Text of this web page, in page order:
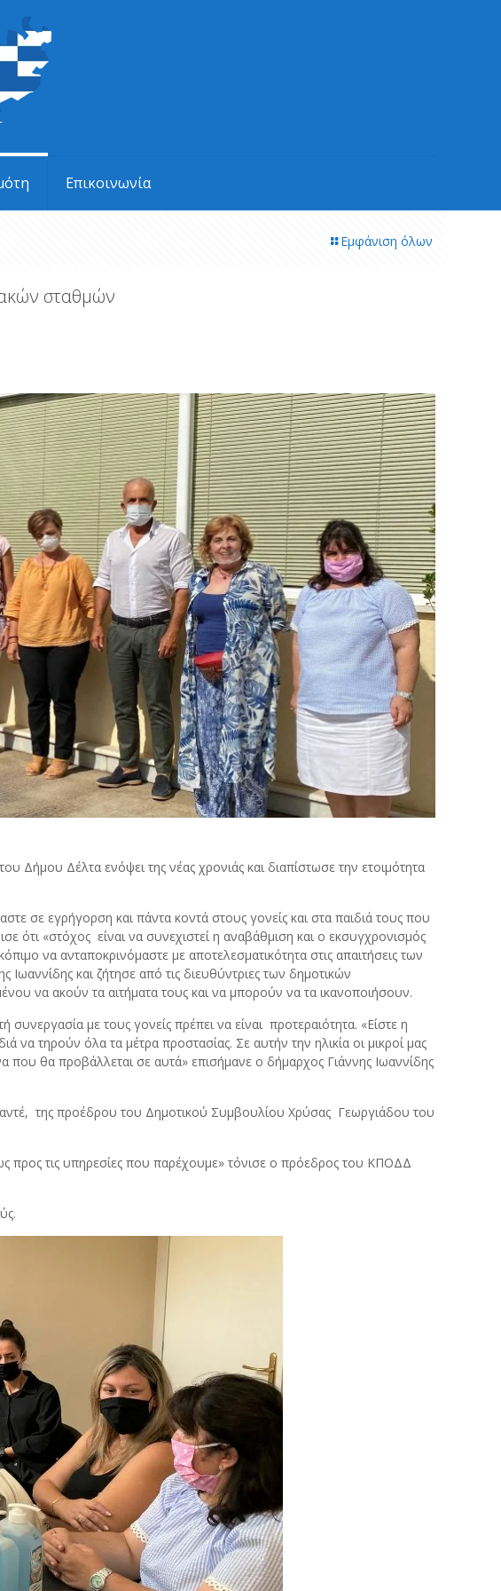
Επικοινωνία
Εμφάνιση όλων
σταθμών
Δήμου Δέλτα ενόψει της νέας χρονιάς και διαπίστωσε την ετοιμότητα
σε εγρήγορση και πάντα κοντά στους γονείς και στα παιδιά τους που
ότι «στόχος είναι να συνεχιστεί η αναβάθμιση και ο εκσυγχρονισμός
να ανταποκρινόμαστε με αποτελεσματικότητα στις απαιτήσεις των
Ιωαννίδης και ζήτησε από τις διευθύντριες των δημοτικών
να ακούν τα αιτήματα τους και να μπορούν να τα ικανοποιήσουν.
με τους γονείς πρέπει να είναι προτεραιότητα. «Είστε η
να τηρούν όλα τα μέτρα προστασίας. Σε αυτήν την ηλικία οι μικροί μας
που θα προβάλλεται σε αυτά» επισήμανε ο δήμαρχος Γιάννης Ιωαννίδης
της προέδρου του Δημοτικού Συμβουλίου Χρύσας Γεωργιάδου του
προς τις υπηρεσίες που παρέχουμε» τόνισε ο πρόεδρος του ΚΠΟΔΔ